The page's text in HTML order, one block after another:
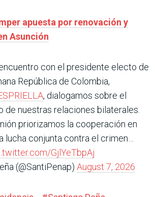
apuesta por renovación y
Asunción
con el presidente electo de
República de Colombia,
, dialogamos sobre el
de nuestras relaciones bilaterales.
priorizamos la cooperación en
lucha conjunta contra el crimen…
GjlYeTbpAj
(@SantiPenap) August 7, 2026